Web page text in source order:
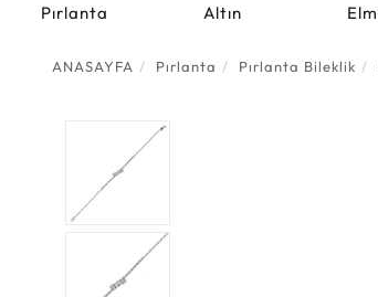
Pırlanta Altın
ANASAYFA Pırlanta Pırlanta Bileklik